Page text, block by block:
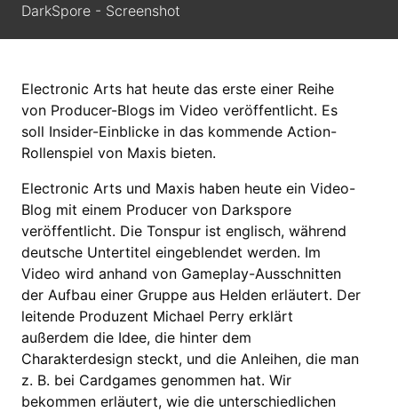
DarkSpore - Screenshot
Electronic Arts hat heute das erste einer Reihe
von Producer-Blogs im Video veröffentlicht. Es
soll Insider-Einblicke in das kommende Action-
Rollenspiel von Maxis bieten.
Electronic Arts und Maxis haben heute ein Video-
Blog mit einem Producer von Darkspore
veröffentlicht. Die Tonspur ist englisch, während
deutsche Untertitel eingeblendet werden. Im
Video wird anhand von Gameplay-Ausschnitten
der Aufbau einer Gruppe aus Helden erläutert. Der
leitende Produzent Michael Perry erklärt
außerdem die Idee, die hinter dem
Charakterdesign steckt, und die Anleihen, die man
z. B. bei Cardgames genommen hat. Wir
bekommen erläutert, wie die unterschiedlichen